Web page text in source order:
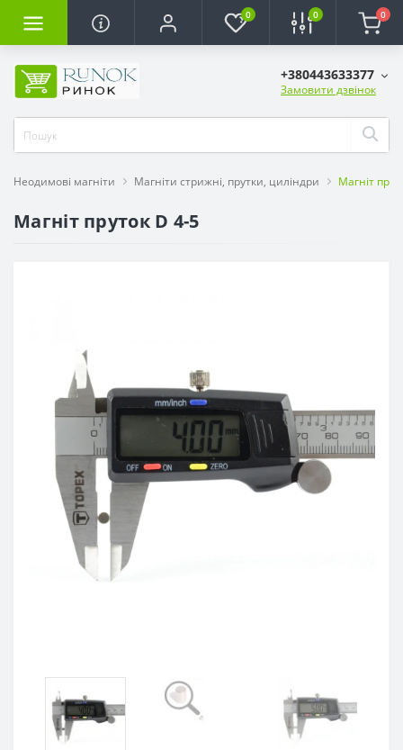
0 0 0
+380443633377
Замовити дзвінок
Неодимові магніти Магніти стрижні, прутки, циліндри Магніт
Магніт пруток D 4-5